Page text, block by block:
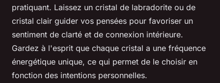
pratiquant. Laissez un cristal de labradorite ou de
cristal clair guider vos pensées pour favoriser un
sentiment de clarté et de connexion intérieure.
Gardez à l'esprit que chaque cristal a une fréquence
énergétique unique, ce qui permet de le choisir en
fonction des intentions personnelles.